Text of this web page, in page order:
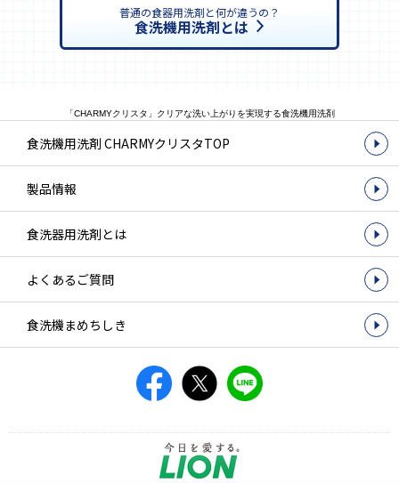
普通の食器用洗剤と何が違うの？
食洗機用洗剤とは
「CHARMYクリスタ」クリアな洗い上がりを実現する食洗機用洗剤
食洗機用洗剤 CHARMYクリスタTOP
製品情報
食洗器用洗剤とは
よくあるご質問
食洗機まめちしき